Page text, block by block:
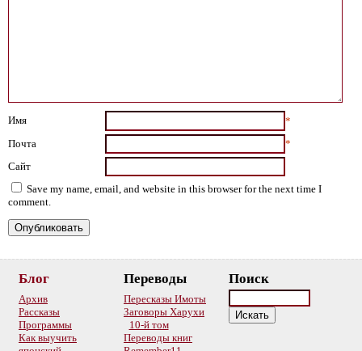
Имя
*
Почта
*
Сайт
Save my name, email, and website in this browser for the next time I
comment.
Блог
Архив
Рассказы
Программы
Как выучить
Переводы
Пересказы Имоты
Заговоры Харухи
10-й том
Переводы книг
Поиск